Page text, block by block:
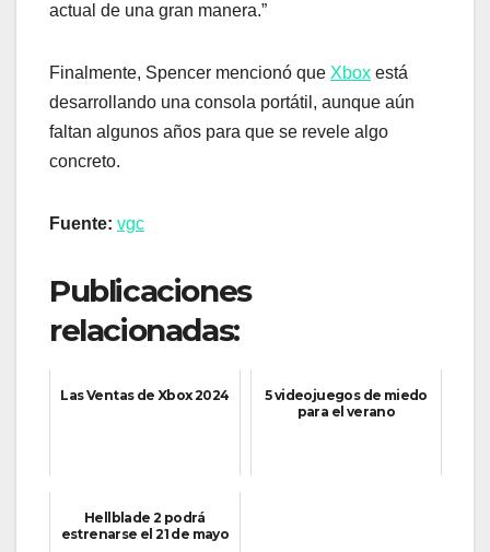
actual de una gran manera.”
Finalmente, Spencer mencionó que Xbox está
desarrollando una consola portátil, aunque aún
faltan algunos años para que se revele algo
concreto.
Fuente: vgc
Publicaciones
relacionadas:
Las Ventas de Xbox 2024
5 videojuegos de miedo
para el verano
Hellblade 2 podrá
estrenarse el 21 de mayo